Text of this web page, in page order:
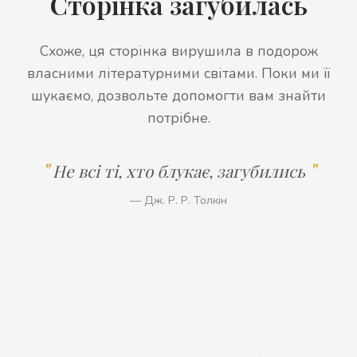
Схоже, ця сторінка вирушила в подорож
власними літературними світами. Поки ми її
шукаємо, дозвольте допомогти вам знайти
потрібне.
Не всі ті, хто блукає, загубились
— Дж. Р. Р. Толкін